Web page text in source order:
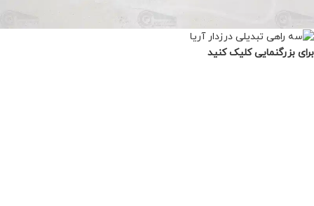
برای بزرگنمایی کلیک کنید